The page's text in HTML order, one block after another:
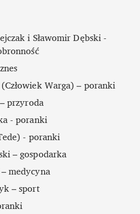
i Sławomir Dębski -
Warga) – poranki
przyroda
- poranki
- poranki
– gospodarka
medycyna
– sport